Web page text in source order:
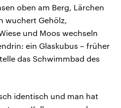
oben am Berg, Lärchen
wuchert Gehölz,
und Moos wechseln
ein Glaskubus – früher
das Schwimmbad des
identisch und man hat